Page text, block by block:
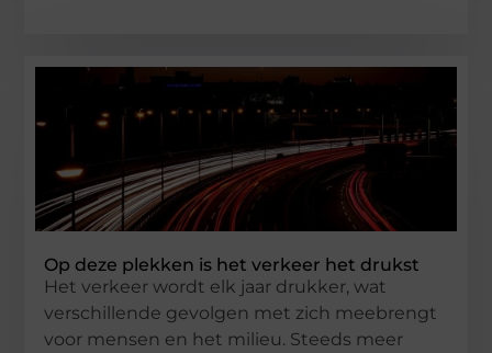
Op deze plekken is het verkeer het drukst
Het verkeer wordt elk jaar drukker, wat
verschillende gevolgen met zich meebrengt
voor mensen en het milieu. Steeds meer